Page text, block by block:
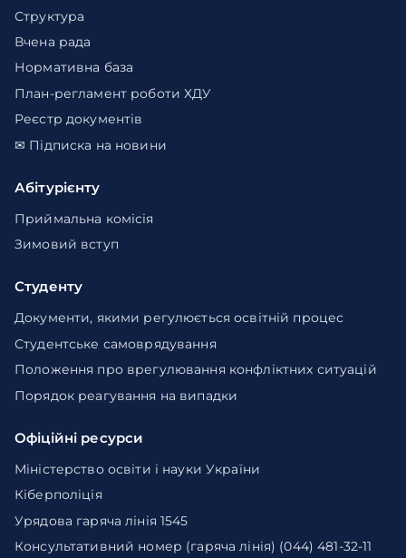
Структура
Вчена рада
Нормативна база
План-регламент роботи ХДУ
Реєстр документів
✉ Підписка на новини
Абітурієнту
Приймальна комісія
Зимовий вступ
Студенту
Документи, якими регулюється освітній процес
Студентське самоврядування
Положення про врегулювання конфліктних ситуацій
Порядок реагування на випадки
Офіційні ресурси
Міністерство освіти і науки України
Кіберполіція
Урядова гаряча лінія 1545
Консультативний номер (гаряча лінія) (044) 481-32-11